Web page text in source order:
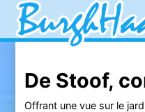
De Stoof,
Offrant une vue sur le